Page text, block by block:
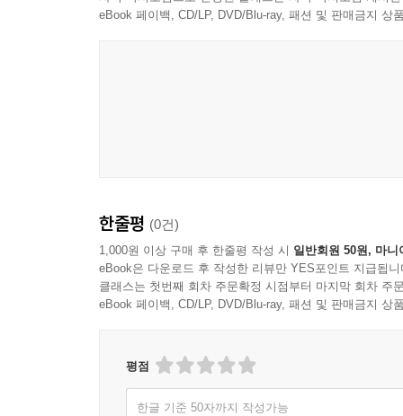
eBook 페이백, CD/LP, DVD/Blu-ray, 패션 및 판매금지 상
한줄평 (0건)
1,000원 이상 구매 후 한줄평 작성 시 일반회원 50원, 마니
eBook은 다운로드 후 작성한 리뷰만 YES포인트 지급됩니
클래스는 첫번째 회차 주문확정 시점부터 마지막 회차 주
eBook 페이백, CD/LP, DVD/Blu-ray, 패션 및 판매금지 상
평점
한글 기준 50자까지 작성가능